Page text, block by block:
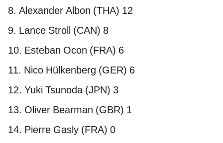
8. Alexander Albon (THA) 12
9. Lance Stroll (CAN) 8
10. Esteban Ocon (FRA) 6
11. Nico Hülkenberg (GER) 6
12. Yuki Tsunoda (JPN) 3
13. Oliver Bearman (GBR) 1
14. Pierre Gasly (FRA) 0